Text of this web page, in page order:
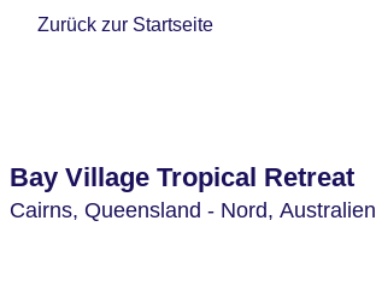
Zurück zur Startseite
Bay Village Tropical Retreat
Cairns, Queensland - Nord, Australien